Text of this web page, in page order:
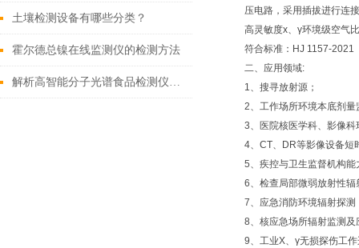
土壤检测设备有哪些分类？
霍尔德总镍在线监测仪的检测方法
解析高智能分子光谱食品检测仪的的功能特点
压电路，采用插拔进行连
高灵敏度x、γ环境级空气
符合标准：HJ 1157-2021
二、应用领域:
1、搜寻放射源；
2、工作场所环境本底剂
3、医院核医学科、影像科
4、CT、DR等影像设备短
5、疾控与卫生监督机构能
6、检查局部微弱放射性
7、应急消防环境辐射探测
8、核应急场所辐射监测
9、工业X、γ无损探伤工